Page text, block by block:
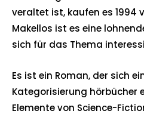
veraltet ist, kaufen es 1994
Makellos ist es eine
sich für das Thema
Es ist ein Roman, der sich
Kategorisierung hörbücher
Elemente von Science-